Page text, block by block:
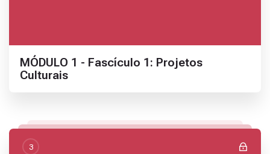
Nome da seção
MÓDULO 1 - Fascículo 1: Projetos
Culturais
3